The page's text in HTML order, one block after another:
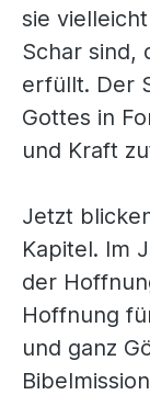
sie
Schar sind,
erfüllt. Der
Gottes in
und Kraft
Jetzt
Kapitel. Im
der
Hoffnung
und ganz